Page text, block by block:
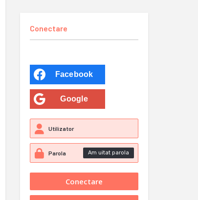
Conectare
Facebook
Google
Am uitat parola